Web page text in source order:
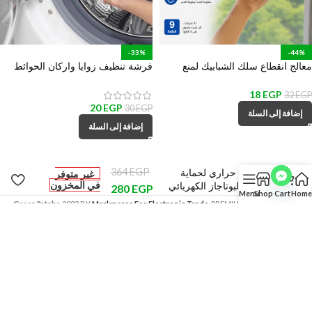
-44%
معالج انقطاع سلك الشبابيك لمنع
32EGP
18 EGP
إضافة إلى السلة
-33%
فرشة تنظيف زوايا واركان الحوائط
30EGP
20EGP
إضافة إلى السلة
Green3ataba 2023 BYMarkmerce For Electronic Trade . PREMIUM E-COMMERCE
Home
Cart
Shop
Menu
مفرش حراري لحماية
سطح البوتاجاز الكهربائي
364EGP
280 EGP
غير متوفر
في المخزون